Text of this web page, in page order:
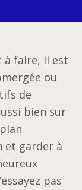
à faire, il est
ou
de
bien sur
et garder à
pas